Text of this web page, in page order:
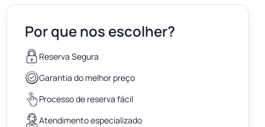
Por que nos escolher?
Reserva Segura
Garantia do melhor preço
Processo de reserva fácil
Atendimento especializado